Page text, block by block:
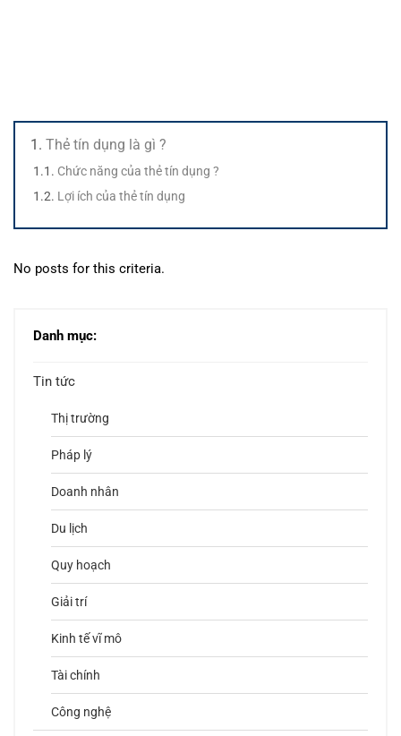
Thẻ tín dụng là gì ?
Chức năng của thẻ tín dụng ?
Lợi ích của thẻ tín dụng
No posts for this criteria.
Danh mục:
Tin tức
Thị trường
Pháp lý
Doanh nhân
Du lịch
Quy hoạch
Giải trí
Kinh tế vĩ mô
Tài chính
Công nghệ